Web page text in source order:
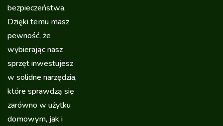
bezpieczeństwa.
Dzięki temu masz
pewność, że
wybierając nasz
sprzęt inwestujesz
w solidne narzędzia,
które sprawdzą się
zarówno w użytku
domowym, jak i